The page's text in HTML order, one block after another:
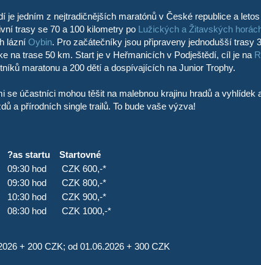
je jedním z nejtradičnějších maratónů v České republice a
trasy se 70 a 100 kilometry po Lužických a Žitavských
lázní Oybin. Pro začátečníky jsou připraveny jednodušší trasy
na trase 50 km. Start je v Heřmanicích v Podještědí, cíl je na
maratonu a 200 dětí a dospívajících na Junior Trophy.
se účastníci mohou těšit na malebnou krajinu hradů a
a přírodních single trailů. To bude vaše výzva!
?as startu
Startovné
09:30 hod CZK 600,-*
09:30 hod CZK 800,-*
10:30 hod CZK 900,-*
08:30 hod CZK 1000,-*
+ 200 CZK; od 01.06.2026 + 300 CZK